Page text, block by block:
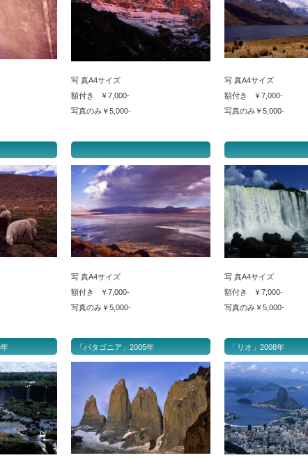
写 真A4サイズ
額付き ￥7,000-
写真のみ￥5,000-
写 真A4サイズ
額付き ￥7,000-
写真のみ￥5,000-
写 真A4サイズ
額付き ￥7,000-
写真のみ￥5,000-
写 真A4サイズ
額付き ￥7,000-
写真のみ￥5,000-
「パタゴニア」2005年 「リオ」2008年